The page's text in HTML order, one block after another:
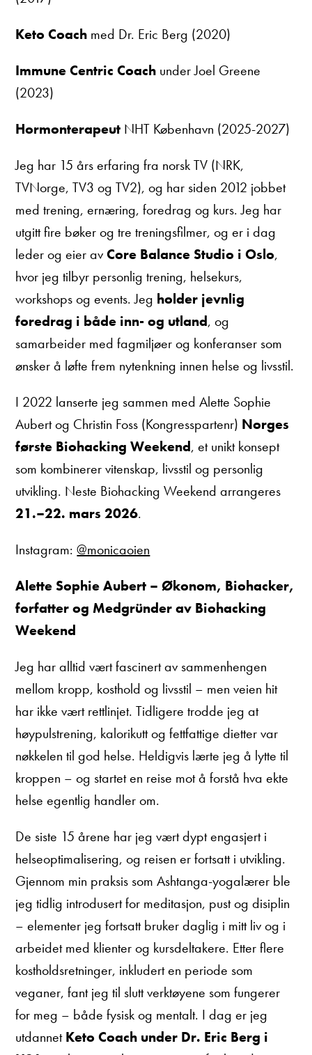
Keto Coach med Dr. Eric Berg (2020)
Immune Centric Coach under Joel Greene
(2023)
Hormonterapeut NHT København (2025-2027)
Jeg har 15 års erfaring fra norsk TV (NRK,
TVNorge, TV3 og TV2), og har siden 2012 jobbet
med trening, ernæring, foredrag og kurs. Jeg har
utgitt fire bøker og tre treningsfilmer, og er i dag
leder og eier avCore Balance Studio i Oslo,
hvor jeg tilbyr personlig trening, helsekurs,
workshops og events. Jeg holder jevnlig
foredrag i både inn- og utland, og
samarbeider med fagmiljøer og konferanser som
ønsker å løfte frem nytenkning innen helse og livsstil.
I 2022 lanserte jeg sammen med Alette Sophie
Aubert og Christin Foss (Kongresspartenr) Norges
første Biohacking Weekend, et unikt konsept
som kombinerer vitenskap, livsstil og personlig
utvikling. Neste Biohacking Weekend arrangeres
21.–22. mars 2026.
Instagram:@monicaoien
Alette Sophie Aubert – Økonom, Biohacker,
forfatter og Medgründer av Biohacking
Weekend
Jeg har alltid vært fascinert av sammenhengen
mellom kropp, kosthold og livsstil – men veien hit
har ikke vært rettlinjet. Tidligere trodde jeg at
høypulstrening, kalorikutt og fettfattige dietter var
nøkkelen til god helse. Heldigvis lærte jeg å lytte til
kroppen – og startet en reise mot å forstå hva ekte
helse egentlig handler om.
De siste 15 årene har jeg vært dypt engasjert i
helseoptimalisering, og reisen er fortsatt i utvikling.
Gjennom min praksis som Ashtanga-yogalærer ble
jeg tidlig introdusert for meditasjon, pust og disiplin
– elementer jeg fortsatt bruker daglig i mitt liv og i
arbeidet med klienter og kursdeltakere. Etter flere
kostholdsretninger, inkludert en periode som
veganer, fant jeg til slutt verktøyene som fungerer
for meg – både fysisk og mentalt. I dag er jeg
utdannetKeto Coach under Dr. Eric Berg i